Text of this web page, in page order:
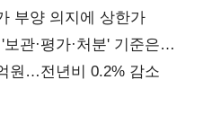
부양 의지에 상한가
관·평가·처분' 기준은
원…전년비 0.2% 감소